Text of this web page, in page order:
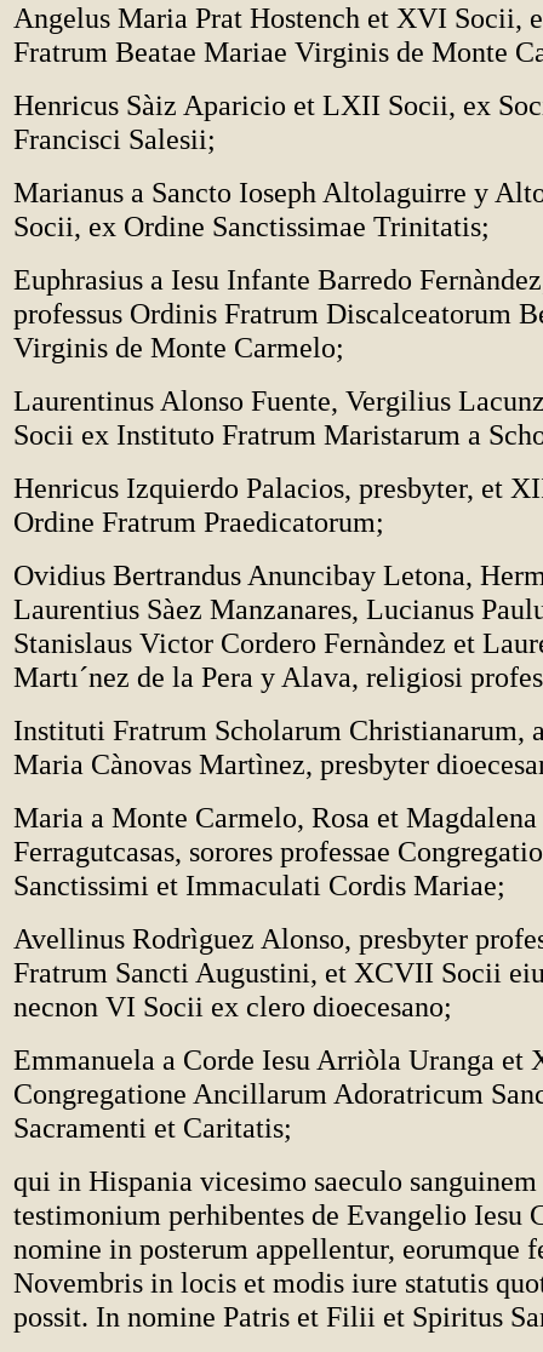
Angelus Maria Prat Hostench et XVI Socii,
Fratrum Beatae Mariae Virginis de Monte
Henricus Sàiz Aparicio et LXII Socii, ex
Francisci Salesii;
Marianus a Sancto Ioseph Altolaguirre y
Socii, ex Ordine Sanctissimae Trinitatis;
Euphrasius a Iesu Infante Barredo
professus Ordinis Fratrum Discalceatorum
Virginis de Monte Carmelo;
Laurentinus Alonso Fuente, Vergilius
Socii ex Instituto Fratrum Maristarum a
Henricus Izquierdo Palacios, presbyter, et
Ordine Fratrum Praedicatorum;
Ovidius Bertrandus Anuncibay Letona,
Laurentius Sàez Manzanares, Lucianus
Stanislaus Victor Cordero Fernàndez et
Martı´nez de la Pera y Alava, religiosi
Instituti Fratrum Scholarum Christianarum,
Maria Cànovas Martìnez, presbyter
Maria a Monte Carmelo, Rosa et Magdalena
Ferragutcasas, sorores professae
Sanctissimi et Immaculati Cordis Mariae;
Avellinus Rodrìguez Alonso, presbyter
Fratrum Sancti Augustini, et XCVII Socii
necnon VI Socii ex clero dioecesano;
Emmanuela a Corde Iesu Arriòla Uranga et
Congregatione Ancillarum Adoratricum
Sacramenti et Caritatis;
qui in Hispania vicesimo saeculo
testimonium perhibentes de Evangelio Iesu
nomine in posterum appellentur, eorumque
Novembris in locis et modis iure statutis
possit. In nomine Patris et Filii et Spiritus